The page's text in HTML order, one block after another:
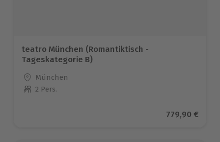
teatro München (Romantiktisch -
Tageskategorie B)
Standort
München
Anzahl der Teilnehmer
2 Pers.
Aktueller
779,90 €